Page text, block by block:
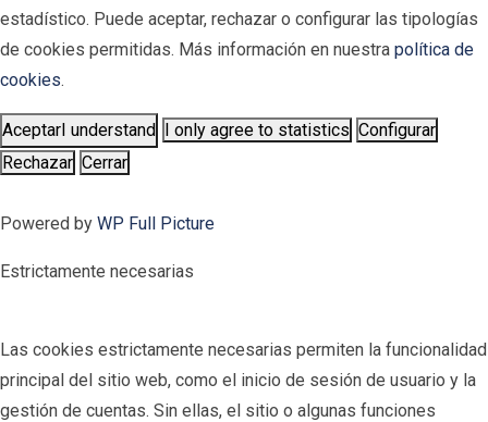
estadístico. Puede aceptar, rechazar o configurar las tipologías
de cookies permitidas. Más información en nuestra política de
cookies.
AceptarI understand I only agree to statistics Configurar
Rechazar Cerrar
Powered by WP Full Picture
Estrictamente necesarias
Las cookies estrictamente necesarias permiten la funcionalidad
principal del sitio web, como el inicio de sesión de usuario y la
gestión de cuentas. Sin ellas, el sitio o algunas funciones